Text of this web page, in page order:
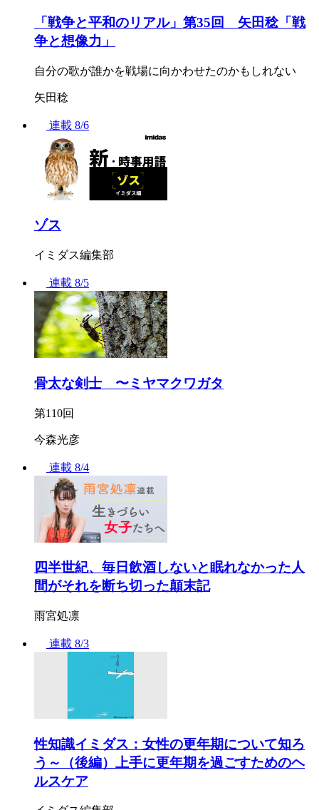
「戦争と平和のリアル」第35回 矢田稔「戦
争と想像力」
自分の歌が誰かを戦場に向かわせたのかもしれない
矢田稔
連載 8/6
ゾス
イミダス編集部
連載 8/5
骨太な剣士 〜ミヤマクワガタ
第110回
今森光彦
連載 8/4
四半世紀、毎日飲酒しないと眠れなかった人
間がそれを断ち切った顛末記
雨宮処凛
連載 8/3
性知識イミダス：女性の更年期について知ろ
う～（後編）上手に更年期を過ごすためのヘ
ルスケア